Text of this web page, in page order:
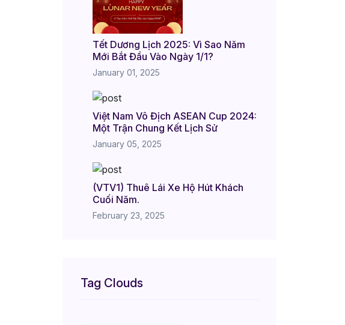
Tết Dương Lịch 2025: Vì Sao Năm
Mới Bắt Đầu Vào Ngày 1/1?
January 01, 2025
Việt Nam Vô Địch ASEAN Cup 2024:
Một Trận Chung Kết Lịch Sử
January 05, 2025
(VTV1) Thuê Lái Xe Hộ Hút Khách
Cuối Năm.
February 23, 2025
Tag Clouds